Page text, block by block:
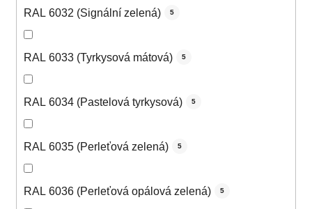
RAL 6032 (Signální zelená) 5
RAL 6033 (Tyrkysová mátová) 5
RAL 6034 (Pastelová tyrkysová) 5
RAL 6035 (Perleťová zelená) 5
RAL 6036 (Perleťová opálová zelená) 5